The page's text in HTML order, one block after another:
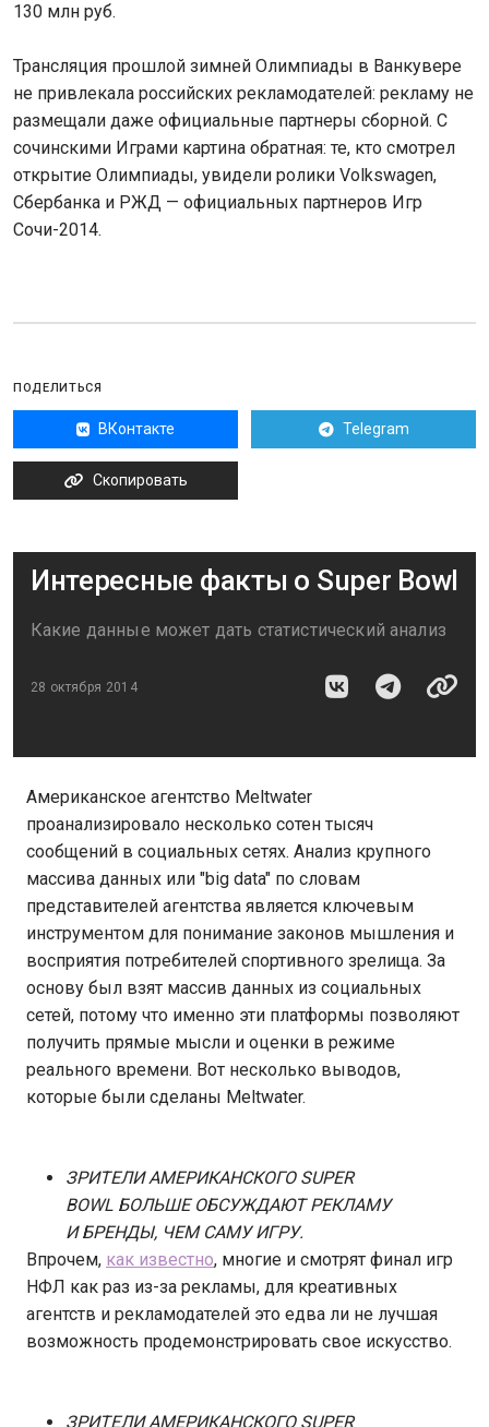
130 млн руб.
Трансляция прошлой зимней Олимпиады в Ванкувере
не привлекала российских рекламодателей: рекламу не
размещали даже официальные партнеры сборной. С
сочинскими Играми картина обратная: те, кто смотрел
открытие Олимпиады, увидели ролики Volkswagen,
Сбербанка и РЖД — официальных партнеров Игр
Сочи-2014.
ПОДЕЛИТЬСЯ
ВКонтакте Telegram
Скопировать
Интересные факты о Super Bowl
Какие данные может дать статистический анализ
28 октября 2014
Американское агентство Meltwater
проанализировало несколько сотен тысяч
сообщений в социальных сетях. Анализ крупного
массива данных или "big data" по словам
представителей агентства является ключевым
инструментом для понимание законов мышления и
восприятия потребителей спортивного зрелища. За
основу был взят массив данных из социальных
сетей, потому что именно эти платформы позволяют
получить прямые мысли и оценки в режиме
реального времени. Вот несколько выводов,
которые были сделаны Meltwater.
ЗРИТЕЛИ АМЕРИКАНСКОГО SUPER
BOWL БОЛЬШЕ ОБСУЖДАЮТ РЕКЛАМУ
И БРЕНДЫ, ЧЕМ САМУ ИГРУ.
Впрочем, как известно, многие и смотрят финал игр
НФЛ как раз из-за рекламы, для креативных
агентств и рекламодателей это едва ли не лучшая
возможность продемонстрировать свое искусство.
ЗРИТЕЛИ АМЕРИКАНСКОГО SUPER